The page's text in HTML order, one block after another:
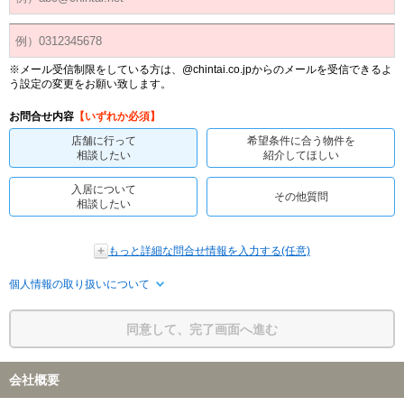
※メール受信制限をしている方は、@chintai.co.jpからのメールを受信できるよ
う設定の変更をお願い致します。
お問合せ内容 【いずれか必須】
店舗に行って
相談したい
希望条件に合う物件を
紹介してほしい
入居について
相談したい
その他質問
もっと詳細な問合せ情報を入力する(任意)
個人情報の取り扱いについて
同意して、完了画面へ進む
会社概要